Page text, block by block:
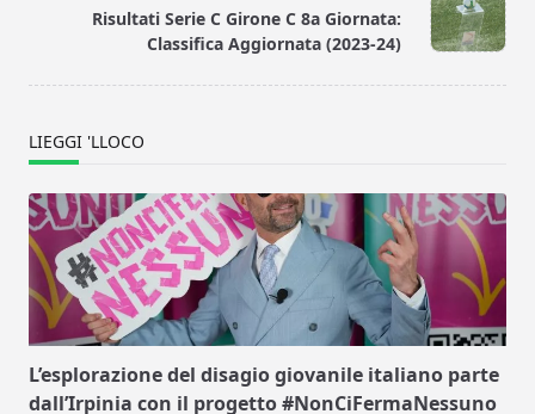
reader-
text">Page</span>
Risultati Serie C Girone C 8a Giornata:
Classifica Aggiornata (2023-24)
LIEGGI 'LLOCO
L’esplorazione del disagio giovanile italiano parte
dall’Irpinia con il progetto #NonCiFermaNessuno